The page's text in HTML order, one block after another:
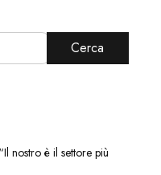
Cerca
nostro è il settore più